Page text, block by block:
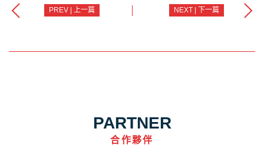
PREV | 上一篇 NEXT | 下一篇
PARTNER
合作夥伴